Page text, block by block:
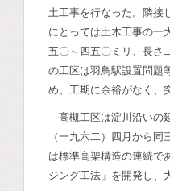
土工事を行なった。隣接
にとっては土木工事の一
五〇～四五〇ミリ、長さ
の工区は羽鳥駅設置問題
め、工期に余裕がなく、
高槻工区は淀川沿いの
（一九六二）四月から
は標準高架構造の連続で
ジング工法」を開発し、